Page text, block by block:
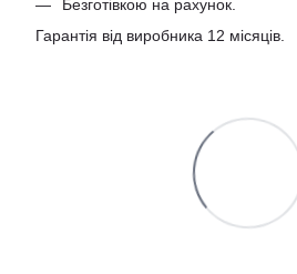
Безготівкою на рахунок.
Гарантія від виробника 12 місяців.